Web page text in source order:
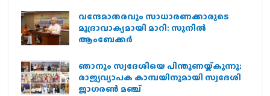
വന്ദേമാതരവും സാധാരണക്കാരുടെ
മുദ്രാവാക്യമായി മാറി: സുനിൽ
ആംബേക്കർ
ഞാനും സ്വദേശിയെ പിന്തുണയ്ക്കുന്നു;
രാജ്യവ്യാപക കാമ്പയിനുമായി സ്വദേശി
ജാഗരണ്‍ മഞ്ച്